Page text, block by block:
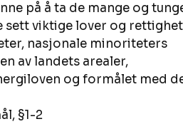
på å ta de mange og
sett viktige lover og
nasjonale minoriteters
av landets arealer,
og formålet med
§1-2